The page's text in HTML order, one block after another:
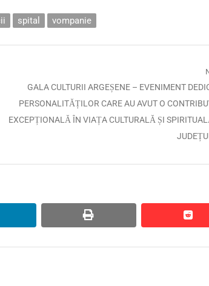
spital vompanie
Next
post:
GALA CULTURII ARGEȘENE – EVENIMENT
PERSONALITĂȚILOR CARE AU AVUT O
EXCEPȚIONALĂ ÎN VIAȚA CULTURALĂ ȘI
print